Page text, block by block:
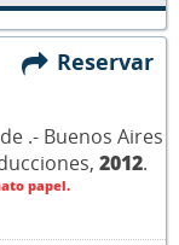
Reservar
.- Buenos Aires
2012.
papel.